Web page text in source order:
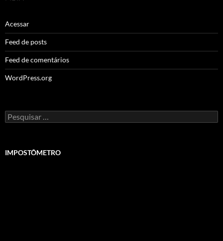
Acessar
Feed de posts
Feed de comentários
WordPress.org
Pesquisar
por:
IMPOSTÔMETRO